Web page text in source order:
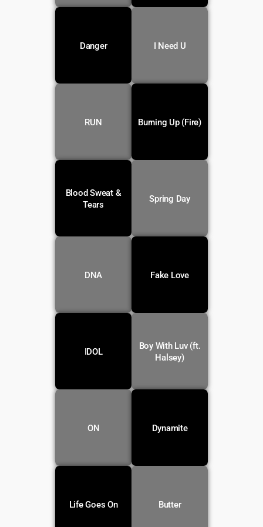
Danger
Voir la
traduction
I Need U
Voir la
traduction
RUN
Voir la
traduction
Burning Up (Fire)
Voir la
traduction
Blood Sweat &
Tears
Voir la
traduction
Spring Day
Voir la
traduction
DNA
Voir la
traduction
Fake Love
Voir la
traduction
IDOL
Voir la
traduction
Boy With Luv (ft.
Halsey)
Voir la
traduction
ON
Voir la
traduction
Dynamite
Voir la
traduction
Life Goes On
Voir la
traduction
Butter
Voir la
traduction